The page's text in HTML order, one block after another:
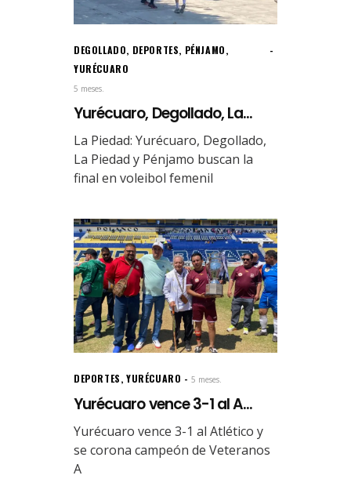
DEGOLLADO, DEPORTES, PÉNJAMO,
YURÉCUARO
5 meses.
Yurécuaro, Degollado, La...
La Piedad: Yurécuaro, Degollado,
La Piedad y Pénjamo buscan la
final en voleibol femenil
DEPORTES,YURÉCUARO 5 meses.
Yurécuaro vence 3-1 al A...
Yurécuaro vence 3-1 al Atlético y
se corona campeón de Veteranos
A